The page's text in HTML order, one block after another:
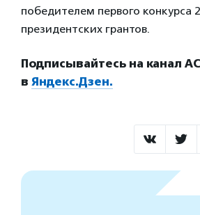
победителем первого конкурса
президентских грантов.
Подписывайтесь на канал
в Яндекс.Дзен.